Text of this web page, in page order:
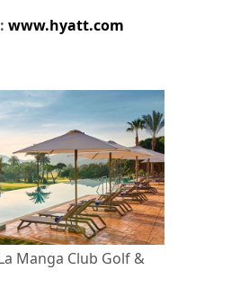
www.hyatt.com
Manga Club Golf &